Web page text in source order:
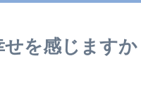
を感じます